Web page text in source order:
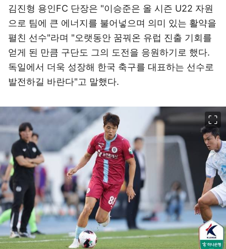
김진형 용인FC 단장은 "이승준은 올 시즌 U22 자원
으로 팀에 큰 에너지를 불어넣으며 의미 있는 활약을
펼친 선수"라며 "오랫동안 꿈꿔온 유럽 진출 기회를
얻게 된 만큼 구단도 그의 도전을 응원하기로 했다.
독일에서 더욱 성장해 한국 축구를 대표하는 선수로
발전하길 바란다"고 말했다.